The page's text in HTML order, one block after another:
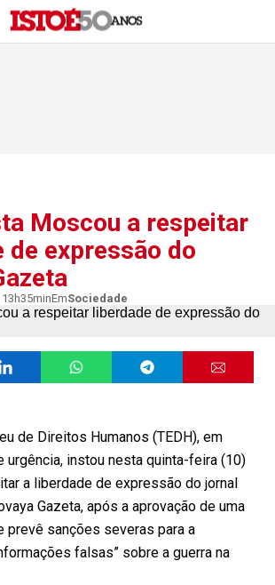
Moscou a respeitar
de expressão do
EmSociedade
de Direitos Humanos (TEDH), em
urgência, instou nesta quinta-feira (10)
a liberdade de expressão do jornal
Gazeta, após a aprovação de uma
prevê sanções severas para a
falsas” sobre a guerra na